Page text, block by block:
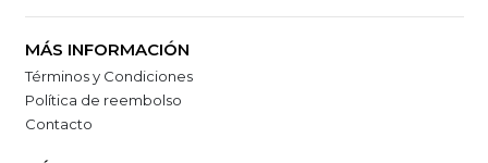
MÁS INFORMACIÓN
Términos y Condiciones
Política de reembolso
Contacto